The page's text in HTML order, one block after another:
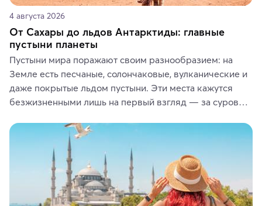
4 августа 2026
От Сахары до льдов Антарктиды: главные
пустыни планеты
Пустыни мира поражают своим разнообразием: на
Земле есть песчаные, солончаковые, вулканические и
даже покрытые льдом пустыни. Эти места кажутся
безжизненными лишь на первый взгляд — за суровой
животные и маршруты, которые дарят одни из самых
ярких впечатлений от путешествий.